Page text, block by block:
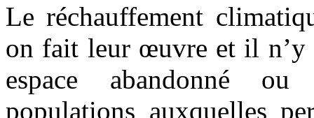
Le réchauffement
on fait leur œuvre et il n’y
espace abandonné
populations auxquelles